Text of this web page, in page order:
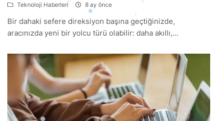
Teknoloji Haberleri 8 ay önce
Bir dahaki sefere direksiyon başına geçtiğinizde,
aracınızda yeni bir yolcu türü olabilir: daha akıllı,...